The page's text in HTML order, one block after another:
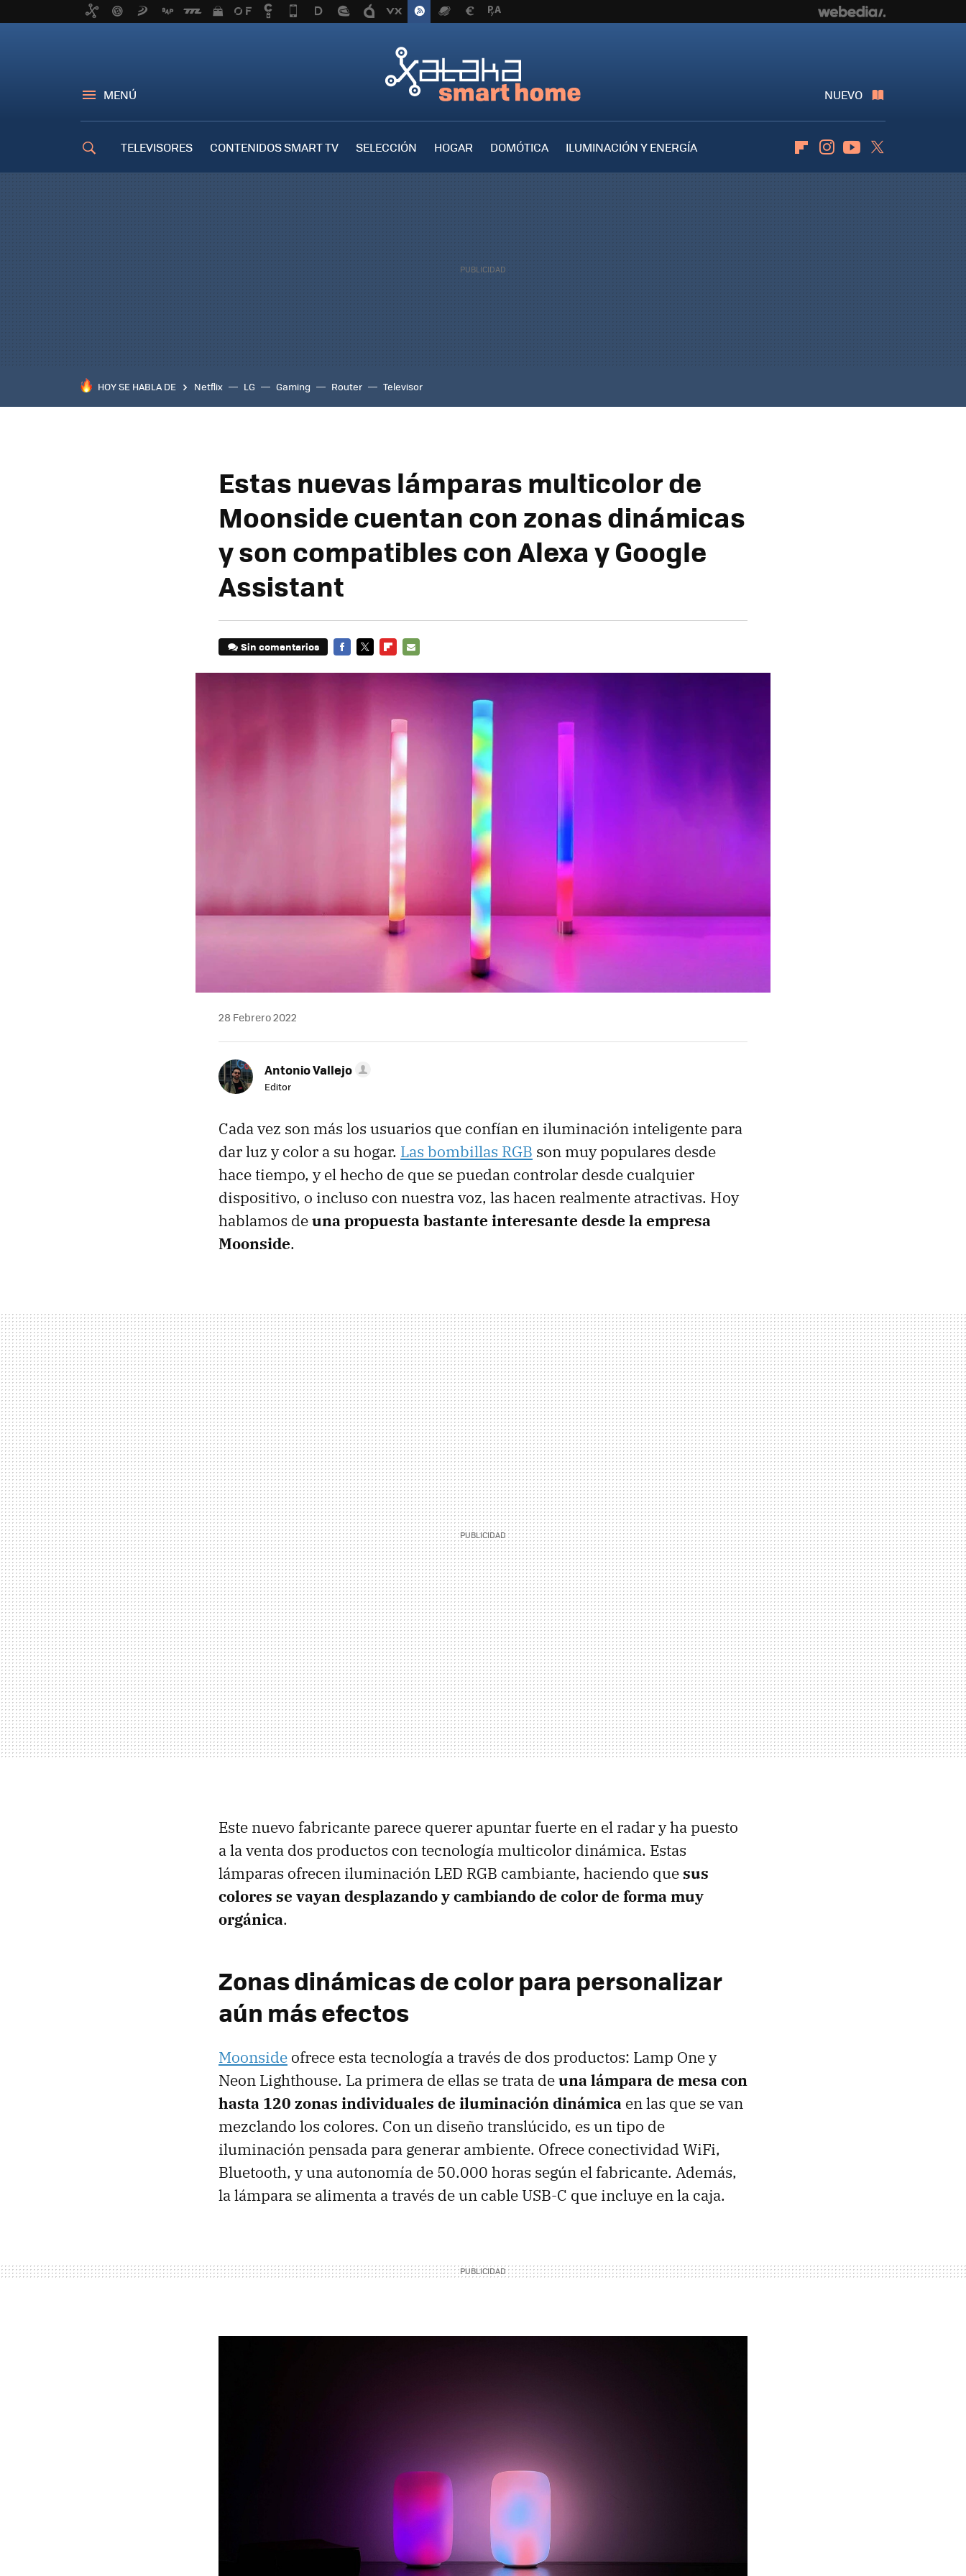
MENÚ NUEVO
TELEVISORES CONTENIDOS SMART TV SELECCIÓN HOGAR DOMÓTICA
ILUMINACIÓN Y ENERGÍA
FlipboardInstagramYoutube
HOY SE HABLA DE Netflix LG Gaming Router Televisor
Estas nuevas lámparas multicolor de
Moonside cuentan con zonas dinámicas
y son compatibles con Alexa y Google
Assistant
Sin comentarios
28 Febrero 2022
Antonio Vallejo
Editor
Cada vez son más los usuarios que confían en iluminación inteligente para
dar luz y color a su hogar. Las bombillas RGB son muy populares desde
hace tiempo, y el hecho de que se puedan controlar desde cualquier
dispositivo, o incluso con nuestra voz, las hacen realmente atractivas. Hoy
hablamos deuna propuesta bastante interesante desde la empresa
Moonside.
Este nuevo fabricante parece querer apuntar fuerte en el radar y ha puesto
a la venta dos productos con tecnología multicolor dinámica. Estas
lámparas ofrecen iluminación LED RGB cambiante, haciendo quesus
colores se vayan desplazando y cambiando de color de forma muy
orgánica.
Zonas dinámicas de color para personalizar
aún más efectos
Moonside ofrece esta tecnología a través de dos productos: Lamp One y
Neon Lighthouse. La primera de ellas se trata deuna lámpara de mesa con
hasta 120 zonas individuales de iluminación dinámica en las que se van
mezclando los colores. Con un diseño translúcido, es un tipo de
iluminación pensada para generar ambiente. Ofrece conectividad WiFi,
Bluetooth, y una autonomía de 50.000 horas según el fabricante. Además,
la lámpara se alimenta a través de un cable USB-C que incluye en la caja.